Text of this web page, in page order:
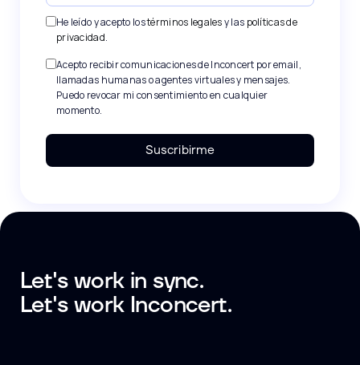
He leído y acepto lostérminos legalesy las políticas de
privacidad.
Acepto recibir comunicaciones de Inconcert por email,
llamadas humanas o agentes virtuales y mensajes.
Puedo revocar mi consentimiento en cualquier
momento.
Suscribirme
Let's work in sync.
Let's work Inconcert.